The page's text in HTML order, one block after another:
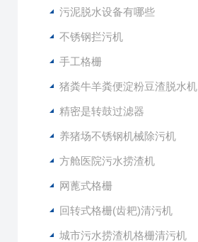
污泥脱水设备有哪些
不锈钢拦污机
手工格栅
猪粪牛羊粪便淀粉豆渣脱水机
精密是转鼓过滤器
养猪场不锈钢机械除污机
方舱医院污水捞渣机
网蓖式格栅
回转式格栅(齿耙)清污机
城市污水捞渣机格栅清污机